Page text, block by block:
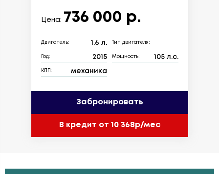
Цена: 736 000 р.
Двигатель: 1.6 л. Тип двигателя:
Год: 2015 Мощность: 105 л.с.
КПП: механика
Забронировать
В кредит от 10 368р/мес